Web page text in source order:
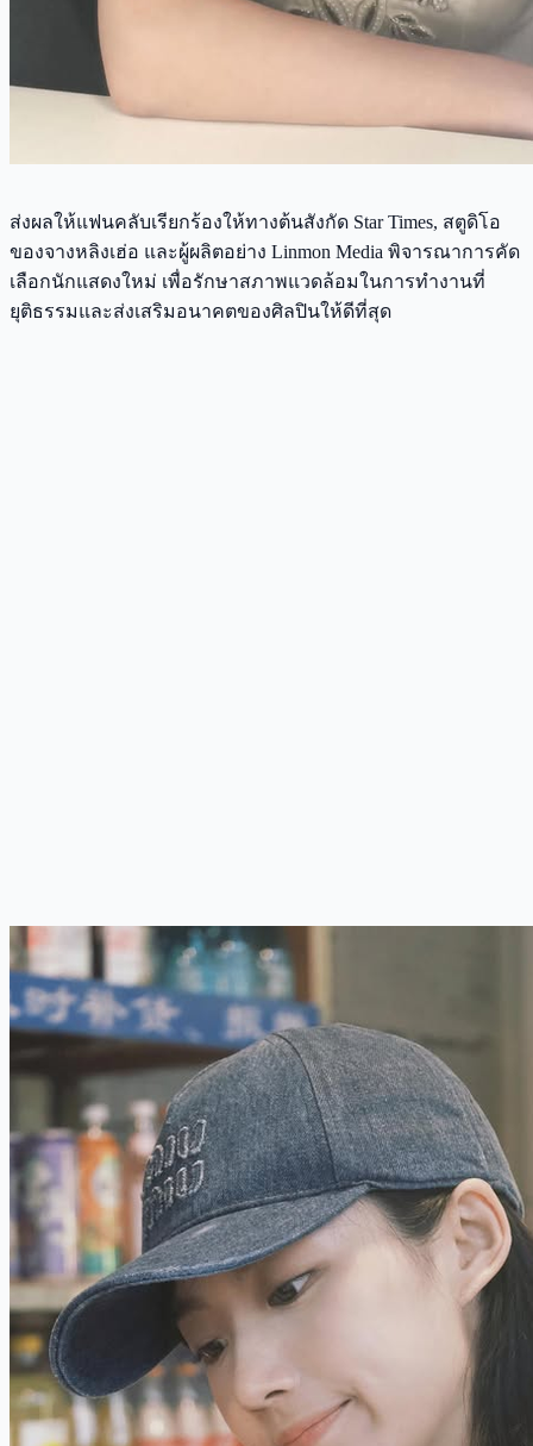
ส่งผลให้แฟนคลับเรียกร้องให้ทางต้นสังกัด Star Times, สตูดิโอ
ของจางหลิงเฮ่อ และผู้ผลิตอย่าง Linmon Media พิจารณาการคัด
เลือกนักแสดงใหม่ เพื่อรักษาสภาพแวดล้อมในการทำงานที่
ยุติธรรมและส่งเสริมอนาคตของศิลปินให้ดีที่สุด